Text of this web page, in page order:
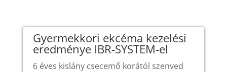
Gyermekkori ekcéma kezelési
eredménye IBR-SYSTEM-el
6 éves kislány csecemő korától szenved